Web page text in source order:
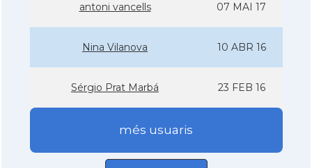
antoni vancells 07 MAI 17
Nina Vilanova 10 ABR 16
Sérgio Prat Marbá 23 FEB 16
més usuaris